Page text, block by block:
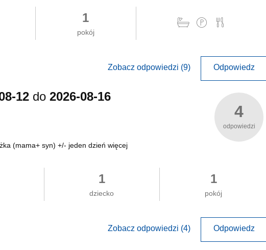
1
pokój
Zobacz odpowiedzi (9) Odpowiedz
12 do 2026-08-16
4
odpowiedzi
(mama+ syn) +/- jeden dzień więcej
1
dziecko
1
pokój
Zobacz odpowiedzi (4) Odpowiedz